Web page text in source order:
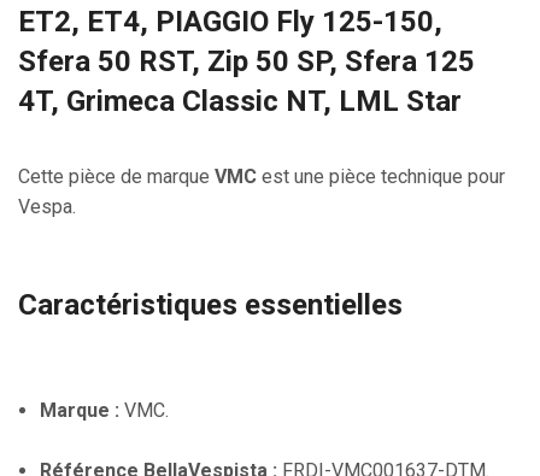
ET2, ET4, PIAGGIO Fly 125-150,
Sfera 50 RST, Zip 50 SP, Sfera 125
4T, Grimeca Classic NT, LML Star
Cette pièce de marque VMC est une pièce technique pour
Vespa.
Caractéristiques essentielles
Marque : VMC.
Référence BellaVespista : FRDI-VMC001637-DTM.